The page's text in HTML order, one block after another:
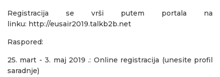
Registracija se vrši putem portala na
linku: http://eusair2019.talkb2b.net
Raspored:
25. mart - 3. maj 2019 .: Online registracija (unesite profil
saradnje)